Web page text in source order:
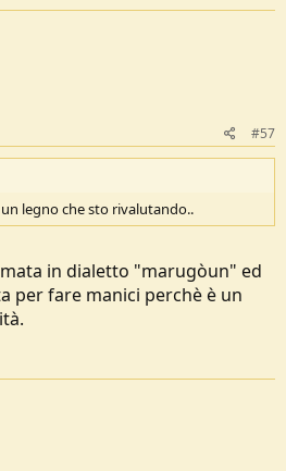
#57
legno che sto rivalutando..
in dialetto "marugòun" ed
per fare manici perchè è un